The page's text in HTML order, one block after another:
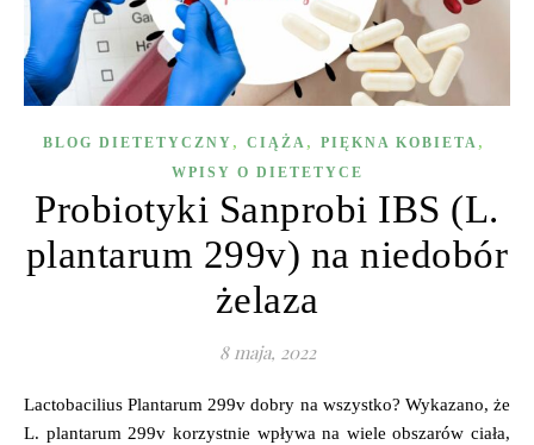
BLOG DIETETYCZNY , CIĄŻA , PIĘKNA KOBIETA ,
WPISY O DIETETYCE
Probiotyki Sanprobi IBS (L.
plantarum 299v) na niedobór
żelaza
8 maja, 2022
Lactobacilius Plantarum 299v dobry na wszystko? Wykazano, że
L. plantarum 299v korzystnie wpływa na wiele obszarów ciała,